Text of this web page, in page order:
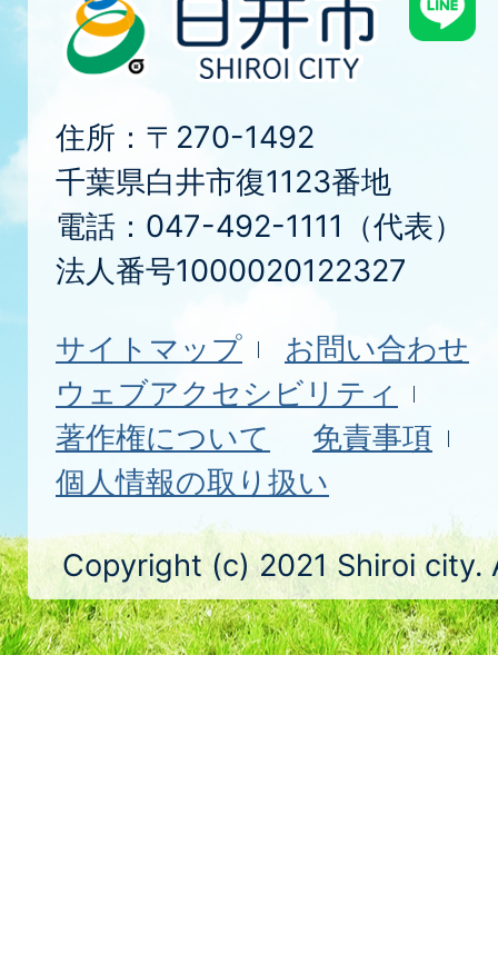
住所：〒270-1492
千葉県白井市復1123番地
電話：047-492-1111（代表）
法人番号1000020122327
サイトマップ
お問い合わせ
ウェブアクセシビリティ
著作権について
免責事項
個人情報の取り扱い
Copyright (c) 2021 Shiroi city.